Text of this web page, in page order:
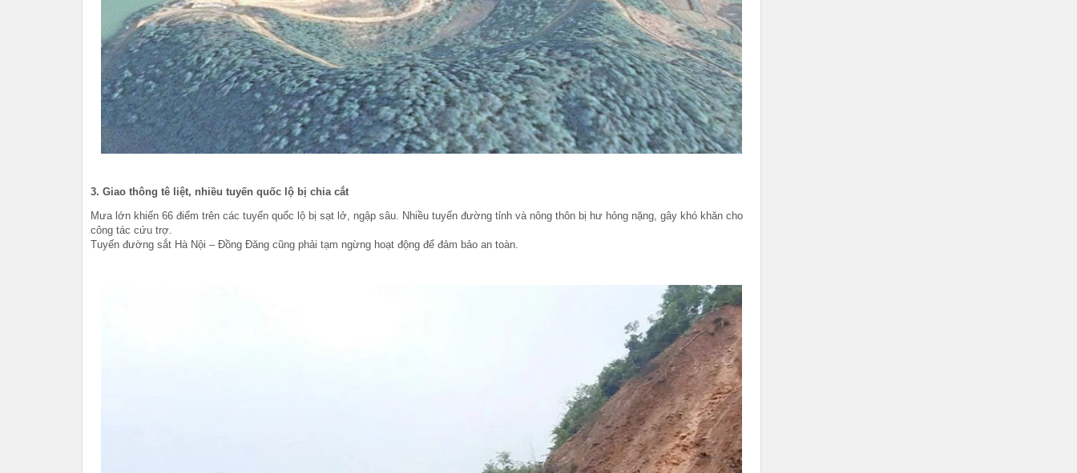
3. Giao thông tê liệt, nhiều tuyến quốc lộ bị chia cắt
Mưa lớn khiến 66 điểm trên các tuyến quốc lộ bị sạt lở, ngập sâu. Nhiều tuyến đường tỉnh và nông thôn bị hư hỏng nặng, gây khó khăn cho
công tác cứu trợ.
Tuyến đường sắt Hà Nội – Đồng Đăng cũng phải tạm ngừng hoạt động để đảm bảo an toàn.